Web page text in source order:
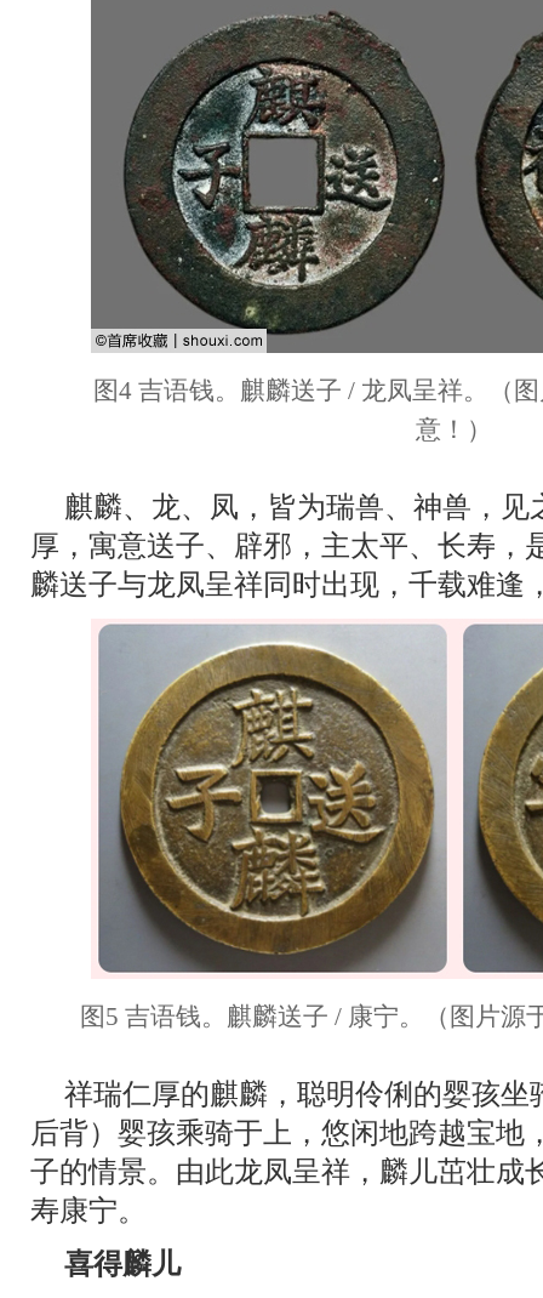
图4 吉语钱。麒麟送子 / 龙凤呈祥。（
意！）
麒麟、龙、凤，皆为瑞兽、神兽，
厚，寓意送子、辟邪，主太平、长寿，
麟送子与龙凤呈祥同时出现，千载难逢
图5 吉语钱。麒麟送子 / 康宁。（图片源
祥瑞仁厚的麒麟，聪明伶俐的婴孩
后背）婴孩乘骑于上，悠闲地跨越宝地
子的情景。由此龙凤呈祥，麟儿茁壮成
寿康宁。
喜得麟儿